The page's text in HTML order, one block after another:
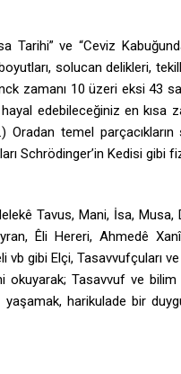
Tarihi” ve “Ceviz
solucan delikleri,
zamanı 10 üzeri eksi 43
edebileceğiniz en kısa
temel parçacıkların
Schrödinger’in Kedisi gibi
Tavus, Mani, İsa,
Êli Hereri, Ahmedê
vb gibi Elçi, Tasavvufçuları
okuyarak; Tasavvuf ve
yaşamak, harikulade bir